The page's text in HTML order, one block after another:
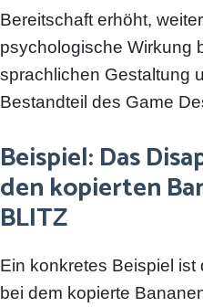
Bereitschaft erhöht,
psychologische Wirkung
sprachlichen Gestaltung
Bestandteil des Game
Beispiel: Das
den kopierten
BLITZ
Ein konkretes Beispiel ist
bei dem kopierte